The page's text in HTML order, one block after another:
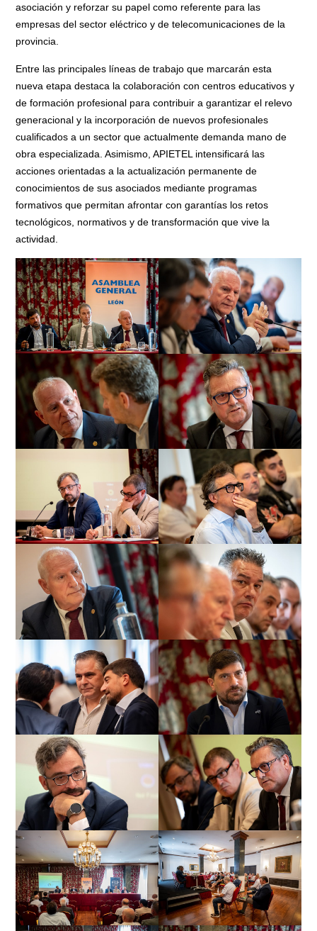
asociación y reforzar su papel como referente para las
empresas del sector eléctrico y de telecomunicaciones de la
provincia.
Entre las principales líneas de trabajo que marcarán esta
nueva etapa destaca la colaboración con centros educativos y
de formación profesional para contribuir a garantizar el relevo
generacional y la incorporación de nuevos profesionales
cualificados a un sector que actualmente demanda mano de
obra especializada. Asimismo, APIETEL intensificará las
acciones orientadas a la actualización permanente de
conocimientos de sus asociados mediante programas
formativos que permitan afrontar con garantías los retos
tecnológicos, normativos y de transformación que vive la
actividad.